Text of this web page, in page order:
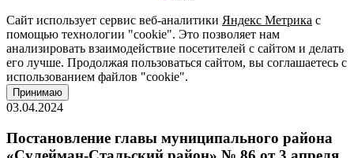
Сайт использует сервис веб-аналитики Яндекс Метрика с
помощью технологии "cookie". Это позволяет нам
анализировать взаимодействие посетителей с сайтом и делать
его лучше. Продолжая пользоваться сайтом, вы соглашаетесь с
использованием файлов "cookie".
Принимаю
03.04.2024
Постановление главы муниципального района